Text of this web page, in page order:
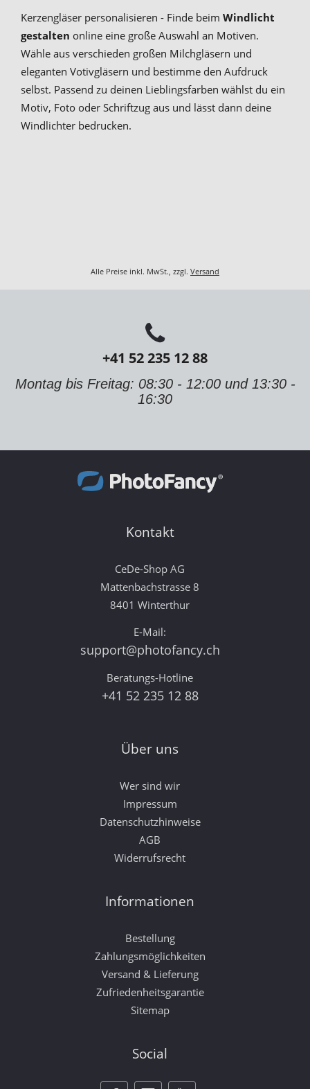
Kerzengläser personalisieren - Finde beim Windlicht
gestalten online eine große Auswahl an Motiven.
Wähle aus verschieden großen Milchgläsern und
eleganten Votivgläsern und bestimme den Aufdruck
selbst. Passend zu deinen Lieblingsfarben wählst du ein
Motiv, Foto oder Schriftzug aus und lässt dann deine
Windlichter bedrucken.
Alle Preise inkl. MwSt., zzgl. Versand
+41 52 235 12 88
Montag bis Freitag: 08:30 - 12:00 und 13:30 -
16:30
Kontakt
CeDe-Shop AG
Mattenbachstrasse 8
8401 Winterthur
E-Mail:
support@photofancy.ch
Beratungs-Hotline
+41 52 235 12 88
Über uns
Wer sind wir
Impressum
Datenschutzhinweise
AGB
Widerrufsrecht
Informationen
Bestellung
Zahlungsmöglichkeiten
Versand & Lieferung
Zufriedenheitsgarantie
Sitemap
Social